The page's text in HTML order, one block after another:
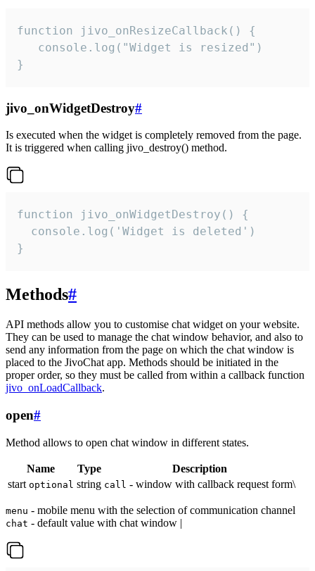
function jivo_onResizeCallback() {
   console.log("Widget is resized")
}
jivo_onWidgetDestroy#
Is executed when the widget is completely removed from the page.
It is triggered when calling jivo_destroy() method.
function jivo_onWidgetDestroy() {
  console.log('Widget is deleted')
}
Methods#
API methods allow you to customise chat widget on your website.
They can be used to manage the chat window behavior, and also to
send any information from the page on which the chat window is
placed to the JivoChat app. Methods should be initiated in the
proper order, so they must be called from within a callback function
jivo_onLoadCallback.
open#
Method allows to open chat window in different states.
Name Type
Description
start optional string call - window with callback request form\
menu - mobile menu with the selection of communication channel
chat - default value with chat window |